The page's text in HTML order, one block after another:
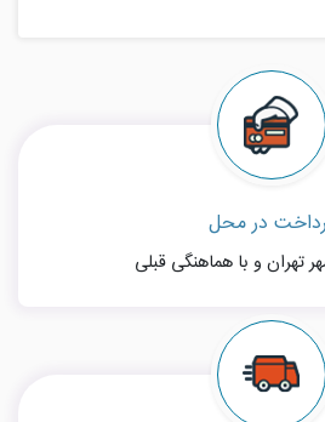
در محل
تهران و با هماهنگی قبلی